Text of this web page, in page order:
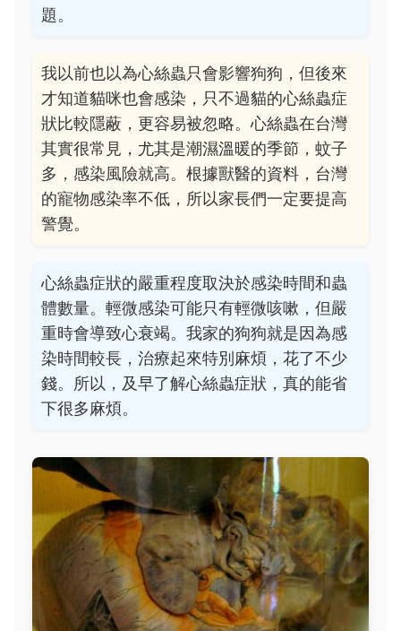
題。
我以前也以為心絲蟲只會影響狗狗，但後來
才知道貓咪也會感染，只不過貓的心絲蟲症
狀比較隱蔽，更容易被忽略。心絲蟲在台灣
其實很常見，尤其是潮濕溫暖的季節，蚊子
多，感染風險就高。根據獸醫的資料，台灣
的寵物感染率不低，所以家長們一定要提高
警覺。
心絲蟲症狀的嚴重程度取決於感染時間和蟲
體數量。輕微感染可能只有輕微咳嗽，但嚴
重時會導致心衰竭。我家的狗狗就是因為感
染時間較長，治療起來特別麻煩，花了不少
錢。所以，及早了解心絲蟲症狀，真的能省
下很多麻煩。